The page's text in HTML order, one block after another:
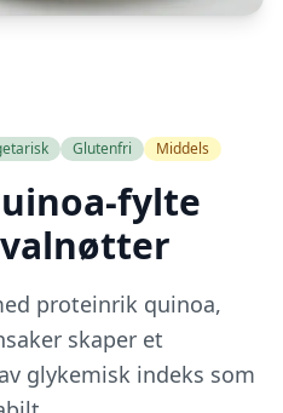
Glutenfri Middels
fylte
proteinrik quinoa,
skaper et
glykemisk indeks som